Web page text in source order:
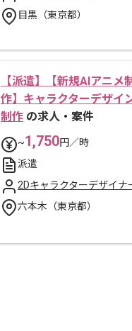
目黒（東京都）
【派遣】【新規AIアニメ
作】キャラクターデザイ
制作 の求人・案件
~1,750円／時
派遣
2Dキャラクターデザイナ
六本木（東京都）